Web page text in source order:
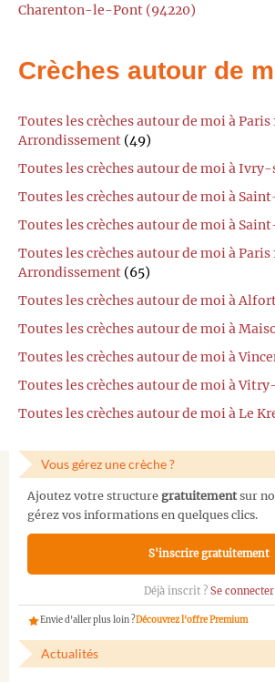
Charenton-le-Pont (94220)
Crèches autour de
Toutes les crèches autour de moi à Paris
Arrondissement (49)
Toutes les crèches autour de moi à
Toutes les crèches autour de moi à
Toutes les crèches autour de moi à
Toutes les crèches autour de moi à Paris
Arrondissement (65)
Toutes les crèches autour de moi à
Toutes les crèches autour de moi à
Toutes les crèches autour de moi à
Toutes les crèches autour de moi à
Toutes les crèches autour de moi à Le
Vous gérez une crèche ?
Ajoutez votre structure gratuitementsur
gérez vos informations en quelques clics.
S'inscrire gratuitement
Déjà inscrit ? Se connecter
Envie d'aller plus loin ?Découvrez l'offre Premium
Actualités